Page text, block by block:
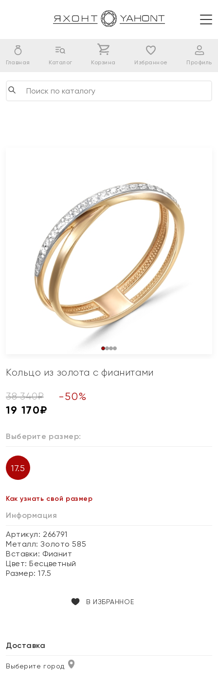
Главная Каталог Корзина Избранное Профиль
Кольцо из золота с фианитами
38 340₽ -50%
19 170₽
Выберите размер:
17.5
Как узнать свой размер
Информация
Артикул: 266791
Металл:Золото 585
Вставки: Фианит
Цвет:Бесцветный
Размер:17.5
В ИЗБРАННОЕ
Доставка
Выберите город